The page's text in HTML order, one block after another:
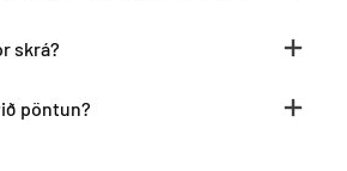
skrá?
pöntun?